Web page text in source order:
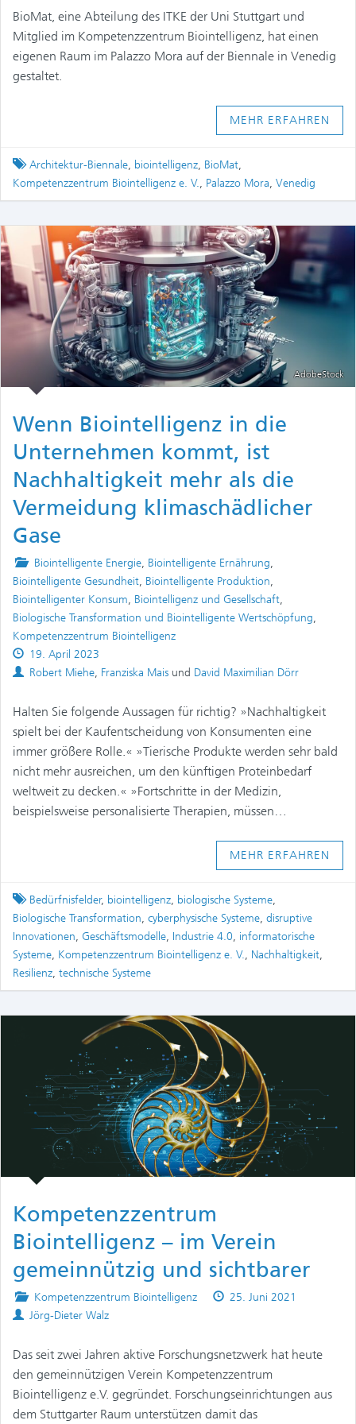
BioMat, eine Abteilung des ITKE der Uni Stuttgart und
Mitglied im Kompetenzzentrum Biointelligenz, hat einen
eigenen Raum im Palazzo Mora auf der Biennale in Venedig
gestaltet.
MEHR ERFAHREN
Tagged
Architektur-Biennale, biointelligenz, BioMat,
Kompetenzzentrum Biointelligenz e. V., Palazzo Mora, Venedig
AdobeStock
Wenn Biointelligenz in die
Unternehmen kommt, ist
Nachhaltigkeit mehr als die
Vermeidung klimaschädlicher
Gase
Posted
in
Biointelligente Energie, Biointelligente Ernährung,
Biointelligente Gesundheit, Biointelligente Produktion,
Biointelligenter Konsum, Biointelligenz und Gesellschaft,
Biologische Transformation und Biointelligente Wertschöpfung,
Kompetenzzentrum Biointelligenz
Published
on
19. April 2023
Authors
Robert Miehe, Franziska Mais und David Maximilian Dörr
Halten Sie folgende Aussagen für richtig? »Nachhaltigkeit
spielt bei der Kaufentscheidung von Konsumenten eine
immer größere Rolle.« »Tierische Produkte werden sehr bald
nicht mehr ausreichen, um den künftigen Proteinbedarf
weltweit zu decken.« »Fortschritte in der Medizin,
beispielsweise personalisierte Therapien, müssen…
MEHR ERFAHREN
Tagged
Bedürfnisfelder, biointelligenz, biologische Systeme,
Biologische Transformation, cyberphysische Systeme, disruptive
Innovationen, Geschäftsmodelle, Industrie 4.0, informatorische
Systeme, Kompetenzzentrum Biointelligenz e. V., Nachhaltigkeit,
Resilienz, technische Systeme
Kompetenzzentrum
Biointelligenz – im Verein
gemeinnützig und sichtbarer
Posted
in
Kompetenzzentrum Biointelligenz
Published
25. Juni 2021
Authors
Jörg-Dieter Walz
Das seit zwei Jahren aktive Forschungsnetzwerk hat heute
den gemeinnützigen Verein Kompetenzzentrum
Biointelligenz e.V. gegründet. Forschungseinrichtungen aus
dem Stuttgarter Raum unterstützen damit das